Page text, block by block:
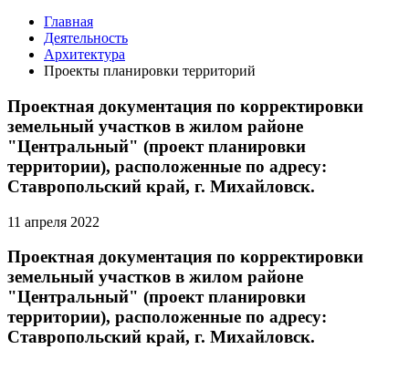
Главная
Деятельность
Архитектура
Проекты планировки территорий
Проектная документация по корректировки
земельный участков в жилом районе
"Центральный" (проект планировки
территории), расположенные по адресу:
Ставропольский край, г. Михайловск.
11 апреля 2022
Проектная документация по корректировки
земельный участков в жилом районе
"Центральный" (проект планировки
территории), расположенные по адресу:
Ставропольский край, г. Михайловск.